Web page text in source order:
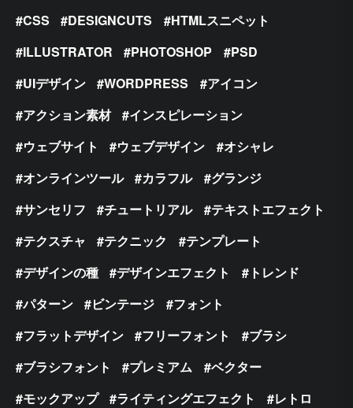
CSS DESIGNCUTS
HTMLスニペット
ILLUSTRATOR
PHOTOSHOP
PSD
UIデザイン
WORDPRESS
アイコン
アクション素材
インスピレーション
ウェブサイト
ウェブデザイン
オシャレ
オンラインツール
カラフル
グランジ
サンセリフ
チュートリアル
テキストエフェクト
テクスチャ
テクニック
テンプレート
デザインの種
デザインエフェクト
トレンド
パターン
ビンテージ
フォント
フラットデザイン
フリーフォント
ブラシ
ブラシフォント
プレミアム
ベクター
モックアップ
ライティングエフェクト
レトロ